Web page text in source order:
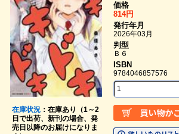
在庫状況：在庫あり（1～2
日で出荷、新刊の場合、発
売日以降のお届けになりま
価格
814円
発行年月
2026年03月
判型
Ｂ６
ISBN
9784046857576